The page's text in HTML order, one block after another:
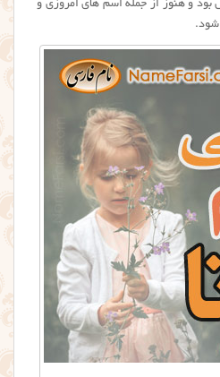
و هنوز از جمله اسم های امروزی و
شود.